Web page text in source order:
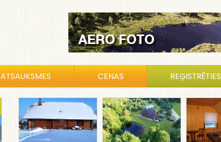
ATSAUKSMES CENAS REĢISTRĒTIES